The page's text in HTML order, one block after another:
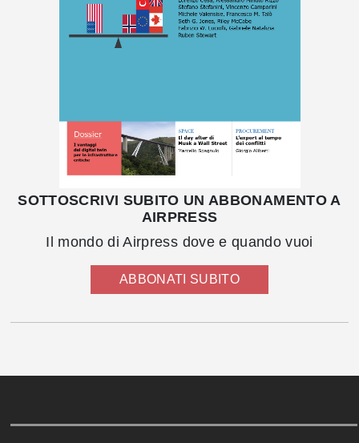
SOTTOSCRIVI SUBITO UN ABBONAMENTO A
AIRPRESS
Il mondo di Airpress dove e quando vuoi
ABBONATI SUBITO